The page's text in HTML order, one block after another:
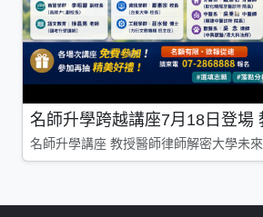
名師升學跨越講座7月18日登場
名師升學講座 教授醫師律師解密大學未來